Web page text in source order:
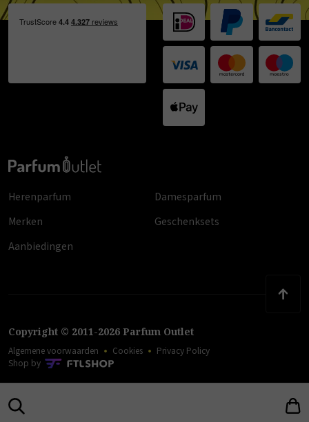
Herenparfum
Damesparfum
Merken
Geschenksets
Aanbiedingen
Copyright © 2011-2026 Parfum Outlet
Algemene voorwaarden Cookies
Privacy Policy
Shop by